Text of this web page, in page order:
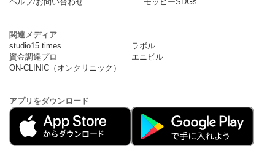
関連メディア
studio15 times
ラボル
資金調達プロ
エニピル
ON-CLINIC（オンクリニック）
アプリをダウンロード